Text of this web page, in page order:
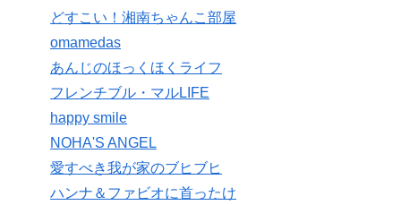
どすこい！湘南ちゃんこ部屋
omamedas
あんじのほっくほくライフ
フレンチブル・マルLIFE
happy smile
NOHA'S ANGEL
愛すべき我が家のブヒブヒ
ハンナ＆ファビオに首ったけ